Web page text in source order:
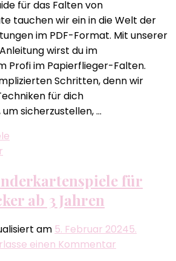
Anleitung
Pdf
für das Falten von
tauchen wir ein in die Welt der
im PDF-Format. Mit unserer
wirst du im
Profi im Papierflieger-Falten.
Schritten, denn wir
für dich
sicherzustellen, …
für
ab 3 Jahren
am 5. Februar 20245.
einen Kommentar